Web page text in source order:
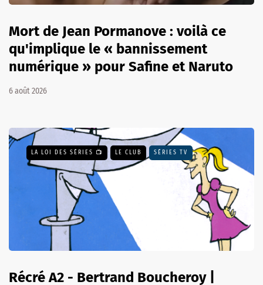
Mort de Jean Pormanove : voilà ce
qu'implique le « bannissement
numérique » pour Safine et Naruto
6 août 2026
LA LOI DES SÉRIES 📺 LE CLUB SÉRIES TV
Récré A2 - Bertrand Boucheroy |